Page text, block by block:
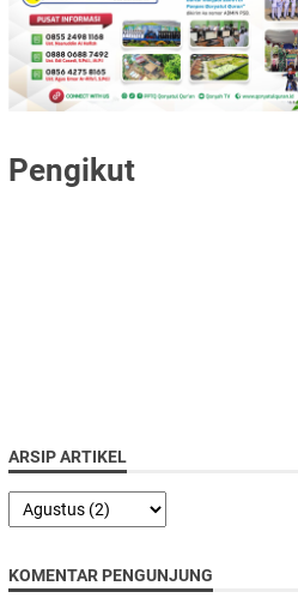
Pengikut
ARSIP ARTIKEL
KOMENTAR PENGUNJUNG